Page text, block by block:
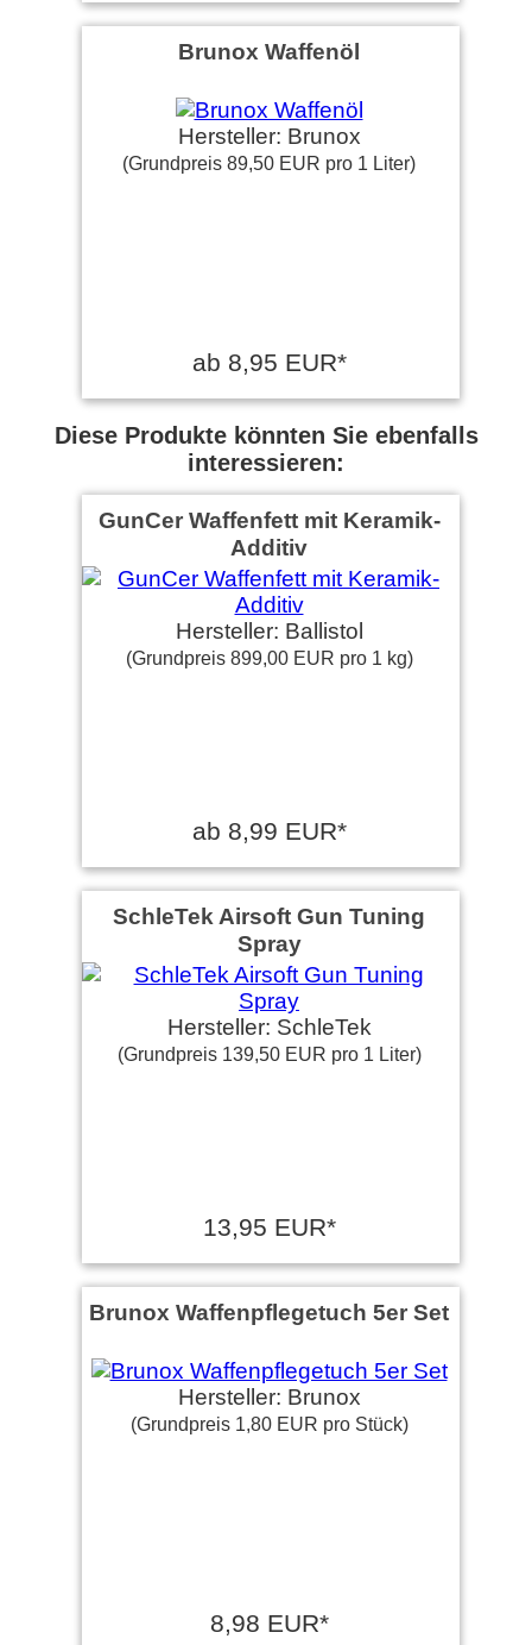
Brunox Waffenöl
Hersteller: Brunox
(Grundpreis 89,50 EUR pro 1 Liter)
ab 8,95 EUR*
Diese Produkte könnten Sie ebenfalls
interessieren:
GunCer Waffenfett mit Keramik-
Additiv
Hersteller: Ballistol
(Grundpreis 899,00 EUR pro 1 kg)
ab 8,99 EUR*
SchleTek Airsoft Gun Tuning
Spray
Hersteller: SchleTek
(Grundpreis 139,50 EUR pro 1 Liter)
13,95 EUR*
Brunox Waffenpflegetuch 5er Set
Hersteller: Brunox
(Grundpreis 1,80 EUR pro Stück)
8,98 EUR*